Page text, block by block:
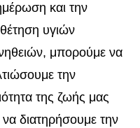
και την
υγιών
μπορούμε να
την
της ζωής μας
να διατηρήσουμε την